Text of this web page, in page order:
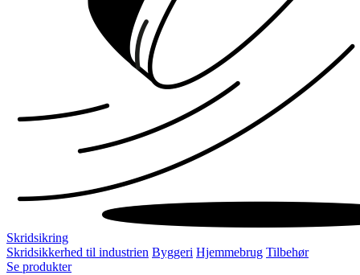
Skridsikring
Skridsikkerhed til industrien Byggeri Hjemmebrug Tilbehør
Se produkter